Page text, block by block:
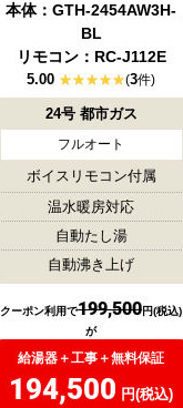
本体：GTH-2454AW3H-
BL
リモコン：RC-J112E
5.00 (3件)
24号都市ガス
フルオート
ボイスリモコン付属
温水暖房対応
自動たし湯
自動沸き上げ
クーポン利用で199,500円(税込)
が
給湯器＋工事＋無料保証
194,500 円(税込)